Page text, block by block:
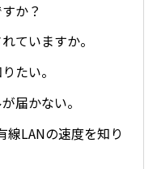
か？
ていますか。
たい。
届かない。
LANの速度を知り